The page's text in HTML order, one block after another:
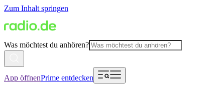
Zum Inhalt springen
Was möchtest du anhören?
App öffnenPrime entdecken